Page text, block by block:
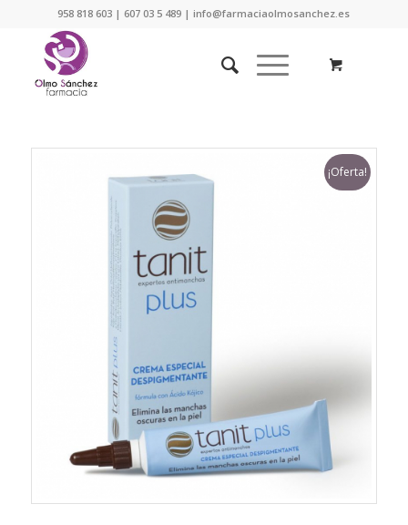
958 818 603 | 607 03 5 489 | info@farmaciaolmosanchez.es
¡Oferta!